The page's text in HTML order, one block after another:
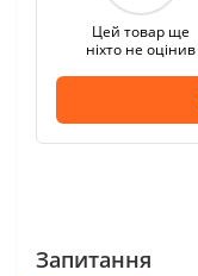
Цей товар ще
ніхто не оцінив
Запитання